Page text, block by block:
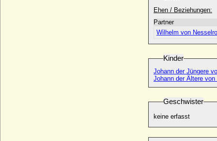
Ehen / Beziehungen:
Partner
Wilhelm von
Kinder
Johann der Jüngere
Johann der Ältere von
Geschwister
keine erfasst